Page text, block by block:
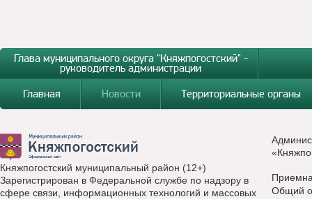
Глава муниципального округа "Княжпогостский" -
руководитель администрации
Главная
Новости Территориальные органы
Княжпогостский муниципальный район (12+)
Зарегистрирован в Федеральной службе по надзору в
сфере связи, информационных технологий и массовых
Общий